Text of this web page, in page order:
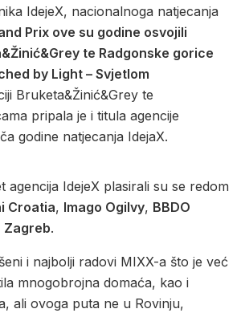
IdejeX, nacionalnoga natjecanja
Prix ove su godine osvojili
te Radgonske gorice
by Light – Svjetlom
Bruketa&Žinić&Grey te
pripala je i titula agencije
godine natjecanja IdejaX.
agencija IdejeX plasirali su se redom
Croatia, Imago Ogilvy, BBDO
Zagreb.
i najbolji radovi MIXX-a što je već
mnogobrojna domaća, kao i
ali ovoga puta ne u Rovinju,